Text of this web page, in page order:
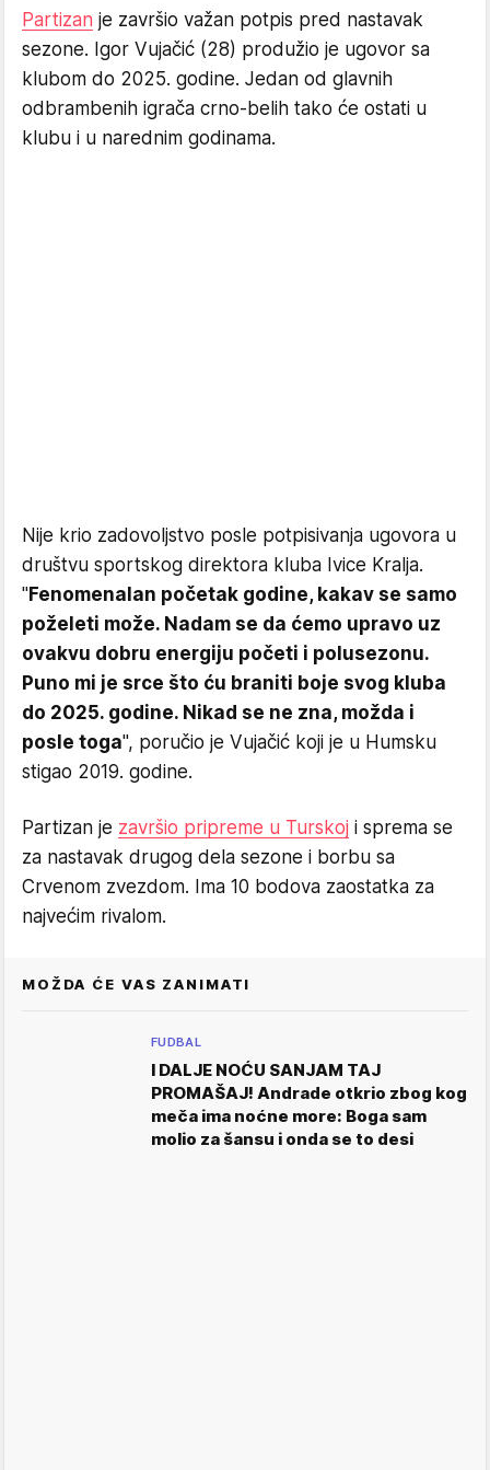
Partizan je završio važan potpis pred nastavak
sezone. Igor Vujačić (28) produžio je ugovor sa
klubom do 2025. godine. Jedan od glavnih
odbrambenih igrača crno-belih tako će ostati u
klubu i u narednim godinama.
Nije krio zadovoljstvo posle potpisivanja ugovora u
društvu sportskog direktora kluba Ivice Kralja.
"Fenomenalan početak godine, kakav se samo
poželeti može. Nadam se da ćemo upravo uz
ovakvu dobru energiju početi i polusezonu.
Puno mi je srce što ću braniti boje svog kluba
do 2025. godine. Nikad se ne zna, možda i
posle toga", poručio je Vujačić koji je u Humsku
stigao 2019. godine.
Partizan je završio pripreme u Turskoj i sprema se
za nastavak drugog dela sezone i borbu sa
Crvenom zvezdom. Ima 10 bodova zaostatka za
najvećim rivalom.
MOŽDA ĆE VAS ZANIMATI
FUDBAL
I DALJE NOĆU SANJAM TAJ
PROMAŠAJ! Andrade otkrio zbog kog
meča ima noćne more: Boga sam
molio za šansu i onda se to desi